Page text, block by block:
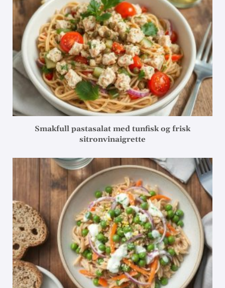
Smakfull pastasalat med tunfisk og frisk
sitronvinaigrette